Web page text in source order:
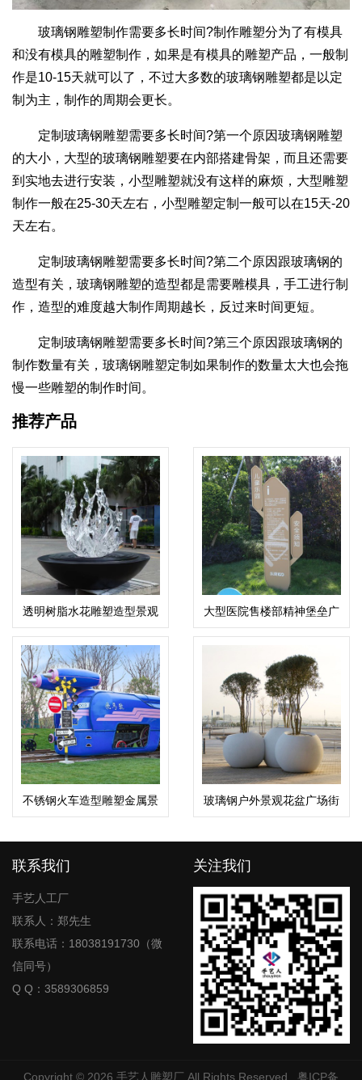
玻璃钢雕塑制作需要多长时间?制作雕塑分为了有模具
和没有模具的雕塑制作，如果是有模具的雕塑产品，一般制
作是10-15天就可以了，不过大多数的玻璃钢雕塑都是以定
制为主，制作的周期会更长。
定制玻璃钢雕塑需要多长时间?第一个原因玻璃钢雕塑
的大小，大型的玻璃钢雕塑要在内部搭建骨架，而且还需要
到实地去进行安装，小型雕塑就没有这样的麻烦，大型雕塑
制作一般在25-30天左右，小型雕塑定制一般可以在15天-20
天左右。
定制玻璃钢雕塑需要多长时间?第二个原因跟玻璃钢的
造型有关，玻璃钢雕塑的造型都是需要雕模具，手工进行制
作，造型的难度越大制作周期越长，反过来时间更短。
定制玻璃钢雕塑需要多长时间?第三个原因跟玻璃钢的
制作数量有关，玻璃钢雕塑定制如果制作的数量太大也会拖
慢一些雕塑的制作时间。
推荐产品
透明树脂水花雕塑造型景观
艺术摆件
大型医院售楼部精神堡垒广
场不锈钢标识牌
不锈钢火车造型雕塑金属景
观公园大型观光摆件
玻璃钢户外景观花盆广场街
区圆形花钵
联系我们
手艺人工厂
联系人：郑先生
联系电话：18038191730（微
信同号）
Q Q：3589306859
关注我们
Copyright © 2026 手艺人雕塑厂 All Rights Reserved 粤ICP备